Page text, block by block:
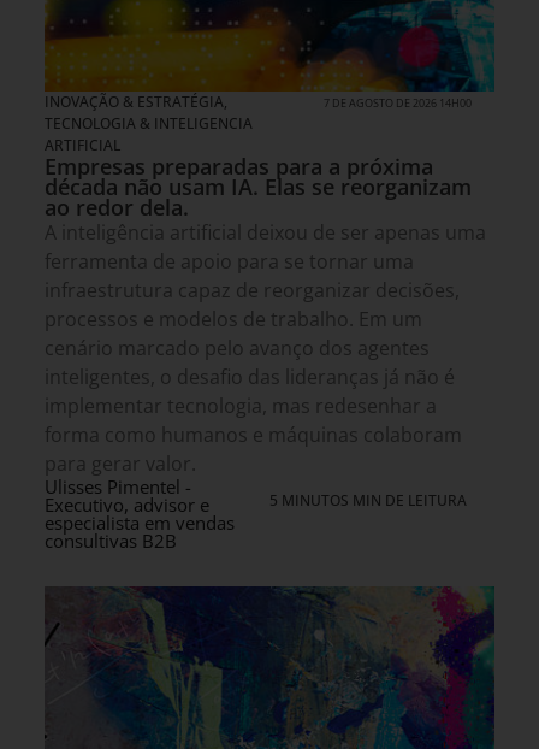
INOVAÇÃO & ESTRATÉGIA,
TECNOLOGIA & INTELIGENCIA
ARTIFICIAL
7 DE AGOSTO DE 2026 14H00
Empresas preparadas para a próxima
década não usam IA. Elas se reorganizam
ao redor dela.
A inteligência artificial deixou de ser apenas uma
ferramenta de apoio para se tornar uma
infraestrutura capaz de reorganizar decisões,
processos e modelos de trabalho. Em um
cenário marcado pelo avanço dos agentes
inteligentes, o desafio das lideranças já não é
implementar tecnologia, mas redesenhar a
forma como humanos e máquinas colaboram
para gerar valor.
Ulisses Pimentel -
Executivo, advisor e
especialista em vendas
consultivas B2B
5 MINUTOS MIN DE LEITURA